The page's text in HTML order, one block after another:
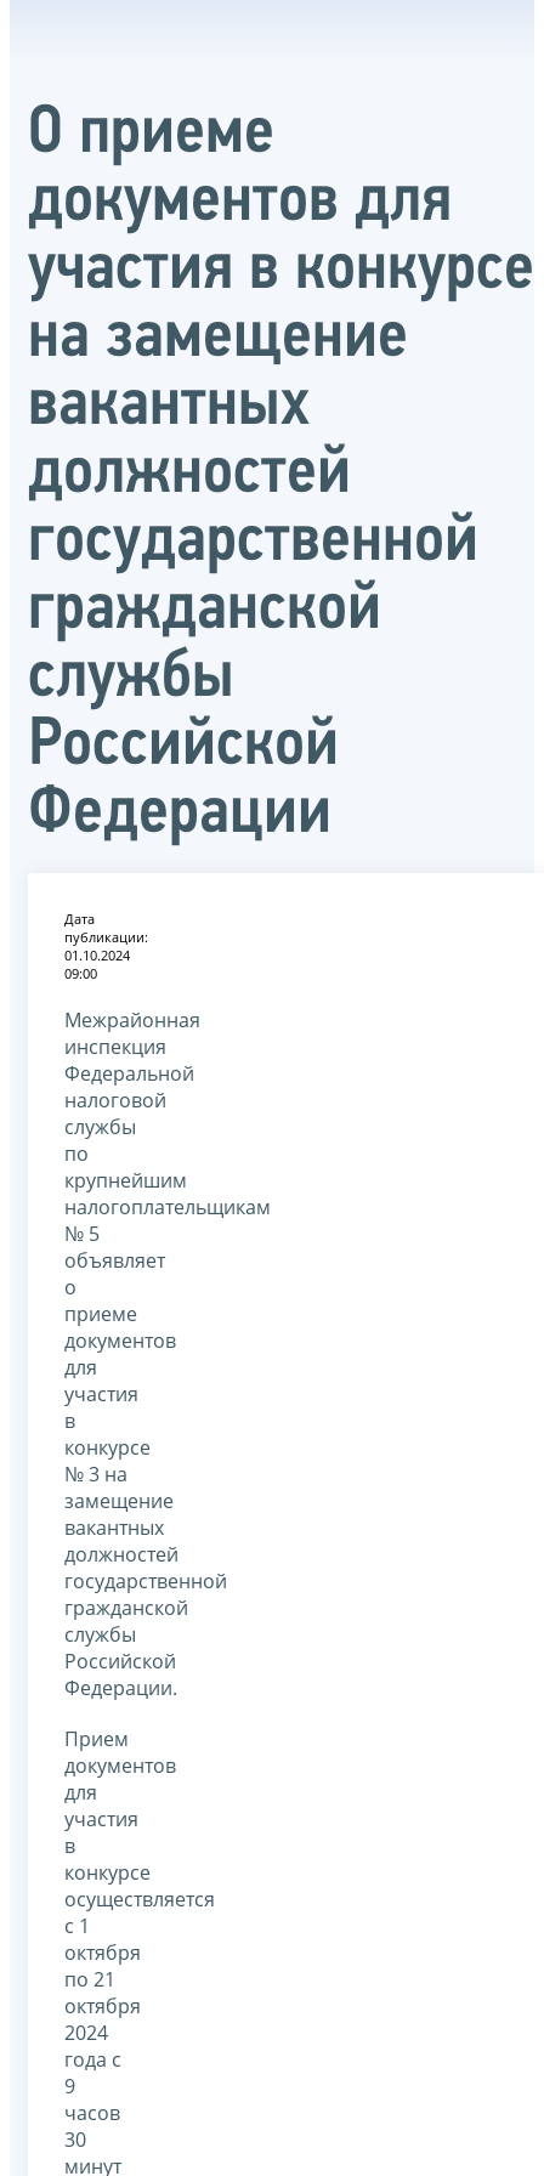
О приеме
документов для
участия в конкурсе
на замещение
вакантных
должностей
государственной
гражданской
службы
Российской
Федерации
Дата
публикации:
01.10.2024
09:00
Межрайонная
инспекция
Федеральной
налоговой
службы
по
крупнейшим
налогоплательщикам
№ 5
объявляет
о
приеме
документов
для
участия
в
конкурсе
№ 3 на
замещение
вакантных
должностей
государственной
гражданской
службы
Российской
Федерации.
Прием
документов
для
участия
в
конкурсе
осуществляется
с 1
октября
по 21
октября
2024
года с
9
часов
30
минут